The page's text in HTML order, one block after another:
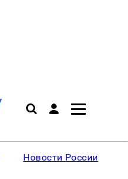
Новости России